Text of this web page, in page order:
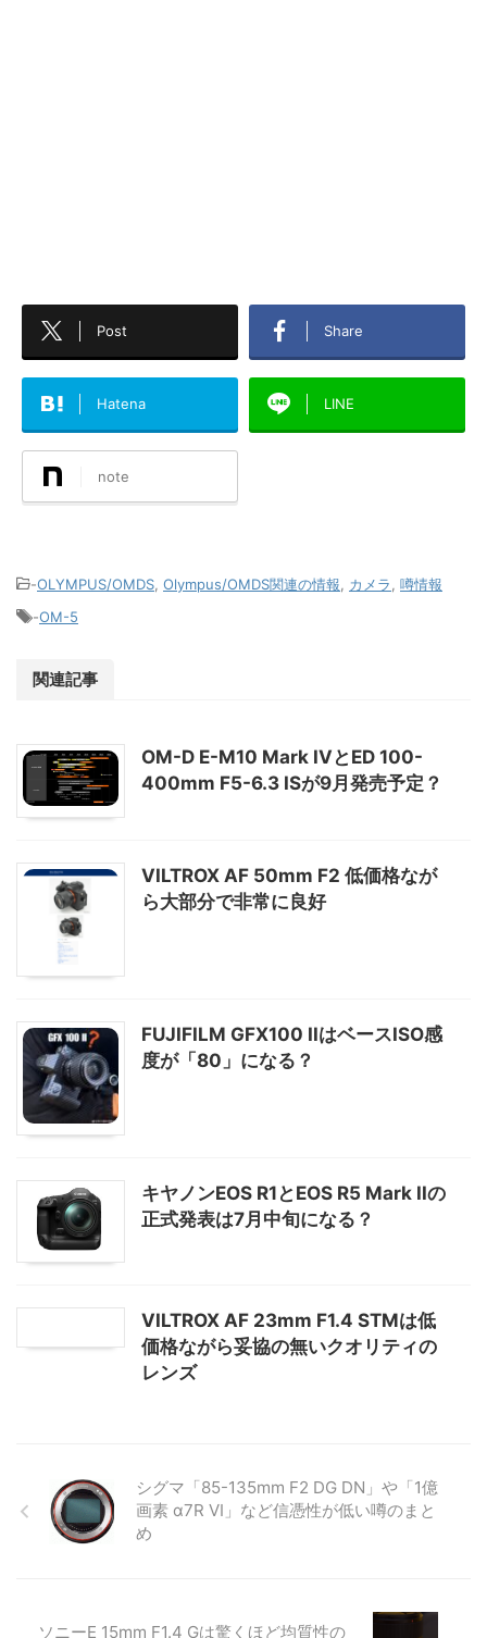
Post Share
Hatena LINE
note
-OLYMPUS/OMDS Olympus/OMDS関連の情報 カメラ
噂情報
-OM-5
関連記事
OM-D E-M10 Mark IVとED 100-
400mm F5-6.3 ISが9月発売予定？
VILTROX AF 50mm F2 低価格なが
ら大部分で非常に良好
FUJIFILM GFX100 IIはベースISO感
度が「80」になる？
キヤノンEOS R1とEOS R5 Mark IIの
正式発表は7月中旬になる？
VILTROX AF 23mm F1.4 STMは低
価格ながら妥協の無いクオリティの
レンズ
シグマ「85-135mm F2 DG DN」や「1億
画素 α7R VI」など信憑性が低い噂のまと
め
ソニーE 15mm F1.4 Gは驚くほど均質性の